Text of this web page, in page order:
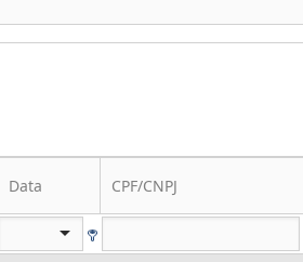
Data CPF/CNPJ